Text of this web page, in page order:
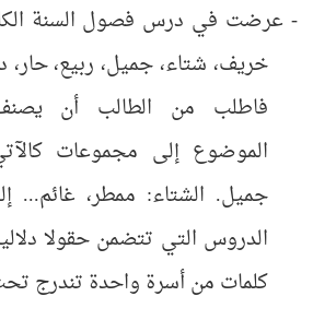
- عرضت في درس فصول السنة
خريف، شتاء، جميل، ربيع، حار،
فاطلب من الطالب أن
الموضوع إلى مجموعات
جميل. الشتاء: ممطر،
الدروس التي تتضمن حقولا
كلمات من أسرة واحدة تندرج